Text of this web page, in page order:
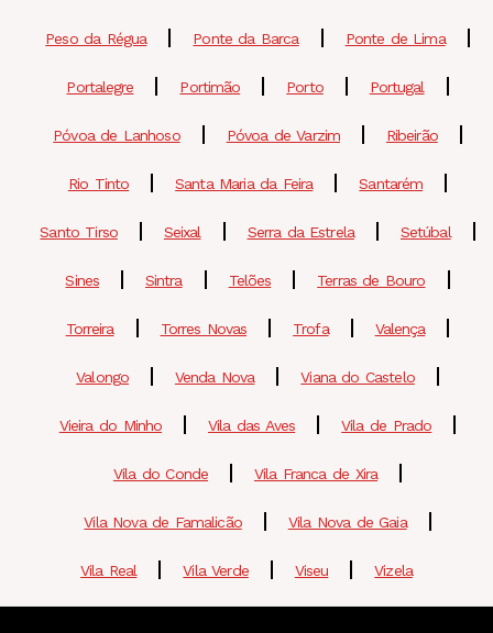
Peso da Régua Ponte da Barca Ponte de Lima
Portalegre Portimão Porto Portugal
Póvoa de Lanhoso Póvoa de Varzim Ribeirão
Rio Tinto Santa Maria da Feira Santarém
Santo Tirso Seixal Serra da Estrela Setúbal
Sines Sintra Telões Terras de Bouro
Torreira Torres Novas Trofa Valença
Valongo Venda Nova Viana do Castelo
Vieira do Minho Vila das Aves Vila de Prado
Vila do Conde Vila Franca de Xira
Vila Nova de Famalicão Vila Nova de Gaia
Vila Real Vila Verde Viseu Vizela